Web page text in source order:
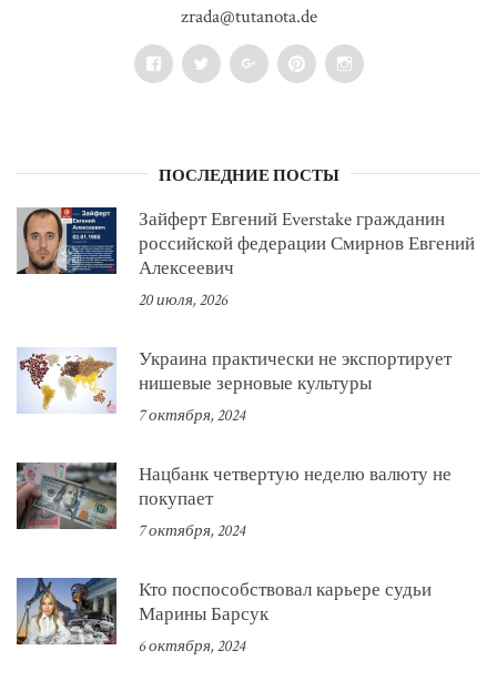
zrada@tutanota.de
FacebookTwitter Google+PinterestInstagram
ПОСЛЕДНИЕ ПОСТЫ
Зайферт Евгений Everstake гражданин
российской федерации Смирнов Евгений
Алексеевич
20 июля, 2026
Украина практически не экспортирует
нишевые зерновые культуры
7 октября, 2024
Нацбанк четвертую неделю валюту не
покупает
7 октября, 2024
Кто поспособствовал карьере судьи
Марины Барсук
6 октября, 2024